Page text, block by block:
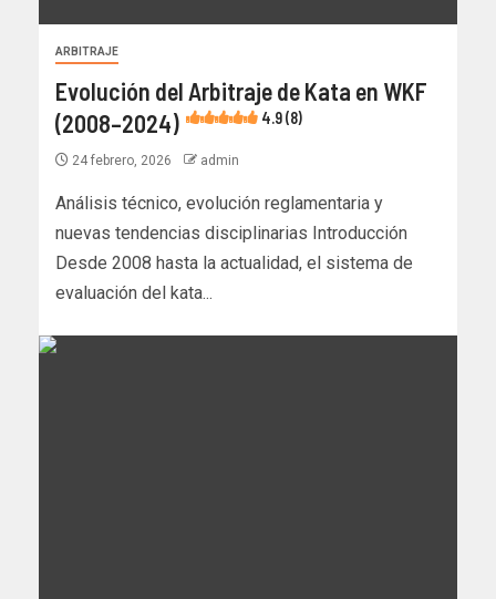
ARBITRAJE
Evolución del Arbitraje de Kata en WKF
(2008–2024)
4.9 (8)
24 febrero, 2026 admin
Análisis técnico, evolución reglamentaria y
nuevas tendencias disciplinarias Introducción
Desde 2008 hasta la actualidad, el sistema de
evaluación del kata...